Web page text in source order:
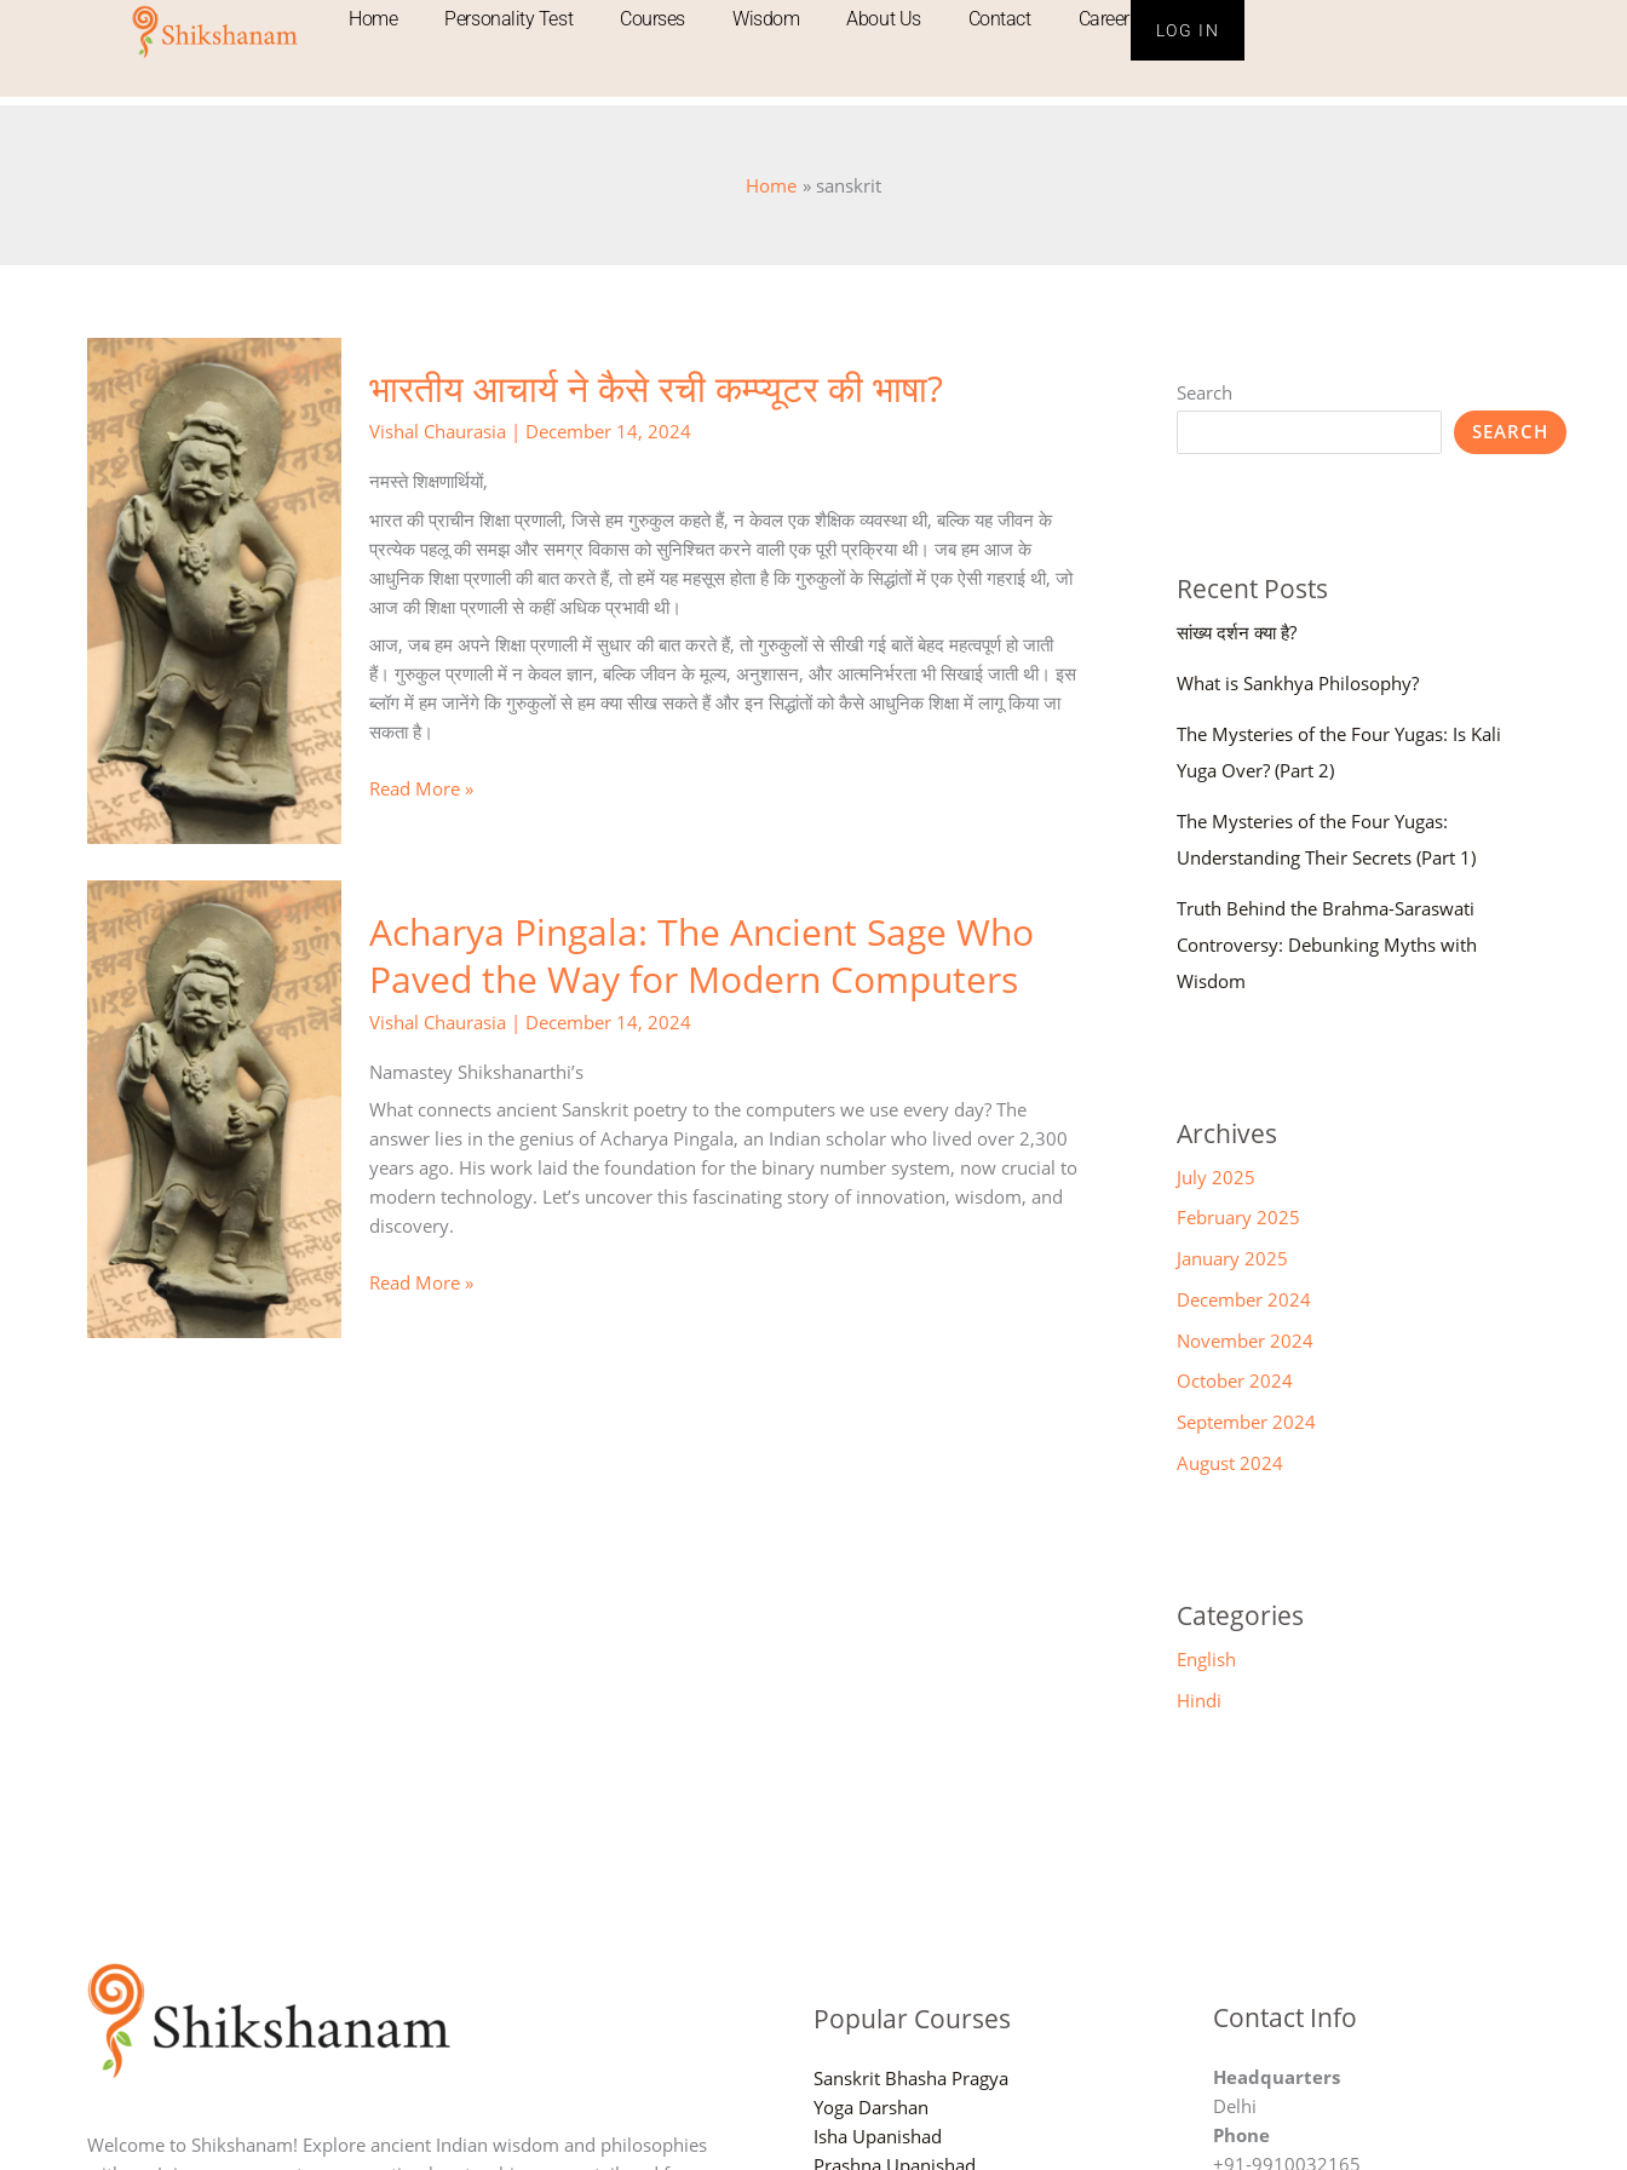
Home Personality Test Courses Wisdom About Us Contact Career LOG IN
Home sanskrit
भारतीय आचार्य ने कैसे रची कम्प्यूटर की भाषा?
Vishal Chaurasia | December 14, 2024
नमस्ते शिक्षणार्थियों,
भारत की प्राचीन शिक्षा प्रणाली, जिसे हम गुरुकुल कहते हैं, न केवल एक शैक्षिक व्यवस्था थी, बल्कि यह जीवन के
प्रत्येक पहलू की समझ और समग्र विकास को सुनिश्चित करने वाली एक पूरी प्रक्रिया थी। जब हम आज के
आधुनिक शिक्षा प्रणाली की बात करते हैं, तो हमें यह महसूस होता है कि गुरुकुलों के सिद्धांतों में एक ऐसी गहराई थी, जो
आज की शिक्षा प्रणाली से कहीं अधिक प्रभावी थी।
आज, जब हम अपने शिक्षा प्रणाली में सुधार की बात करते हैं, तो गुरुकुलों से सीखी गई बातें बेहद महत्वपूर्ण हो जाती
हैं। गुरुकुल प्रणाली में न केवल ज्ञान, बल्कि जीवन के मूल्य, अनुशासन, और आत्मनिर्भरता भी सिखाई जाती थी। इस
ब्लॉग में हम जानेंगे कि गुरुकुलों से हम क्या सीख सकते हैं और इन सिद्धांतों को कैसे आधुनिक शिक्षा में लागू किया जा
सकता है।
आचार्य
कैसे
कम्प्यूटर
की
भाषा?
Read More »
Acharya Pingala: The Ancient Sage Who
Paved the Way for Modern Computers
Vishal Chaurasia | December 14, 2024
Namastey Shikshanarthi’s
What connects ancient Sanskrit poetry to the computers we use every day? The
answer lies in the genius of Acharya Pingala, an Indian scholar who lived over 2,300
years ago. His work laid the foundation for the binary number system, now crucial to
modern technology. Let’s uncover this fascinating story of innovation, wisdom, and
discovery.
Pingala:
The
Ancient
Sage
Paved
the
Modern
Computers
Read More »
Search
SEARCH
Recent Posts
सांख्य दर्शन क्या है?
What is Sankhya Philosophy?
The Mysteries of the Four Yugas: Is Kali
Yuga Over? (Part 2)
The Mysteries of the Four Yugas:
Understanding Their Secrets (Part 1)
Truth Behind the Brahma-Saraswati
Controversy: Debunking Myths with
Wisdom
Archives
July 2025
February 2025
January 2025
December 2024
November 2024
October 2024
September 2024
August 2024
Categories
English
Hindi
Welcome to Shikshanam! Explore ancient Indian wisdom and philosophies
Popular Courses
Sanskrit Bhasha Pragya
Yoga Darshan
Isha Upanishad
Contact Info
Headquarters
Delhi
Phone
+91-9910032165